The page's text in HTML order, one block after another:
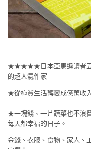
★★★★★日本亞馬遜讀者五
的超人氣作家
★從極貧生活轉變成億萬收
★一塊錢、一片蔬菜也不浪
每天都幸福的日子。
金錢、衣服、食物、家人、